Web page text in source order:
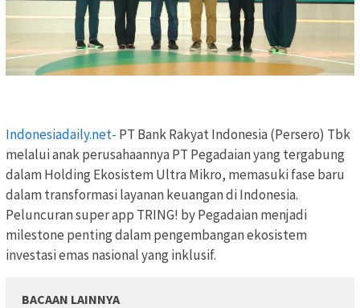
Indonesiadaily.net- PT Bank Rakyat Indonesia (Persero) Tbk
melalui anak perusahaannya PT Pegadaian yang tergabung
dalam Holding Ekosistem Ultra Mikro, memasuki fase baru
dalam transformasi layanan keuangan di Indonesia.
Peluncuran super app TRING! by Pegadaian menjadi
milestone penting dalam pengembangan ekosistem
investasi emas nasional yang inklusif.
BACAAN LAINNYA